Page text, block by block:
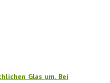
Glas um. Bei